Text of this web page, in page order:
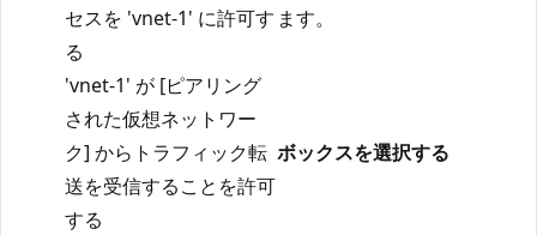
セスを 'vnet-1' に許可す
る
ます。
'vnet-1' が [ピアリング
された仮想ネットワー
ク] からトラフィック転
送を受信することを許可
する
ボックスを選択する